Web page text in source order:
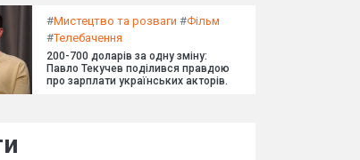
#Мистецтво та розваги #Фільм
#Телебачення
200-700 доларів за одну зміну:
Павло Текучев поділився правдою
про зарплати українських акторів.